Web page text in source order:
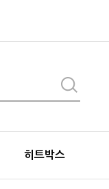
히트박스